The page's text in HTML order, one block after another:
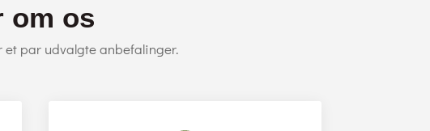
om os
par udvalgte anbefalinger.